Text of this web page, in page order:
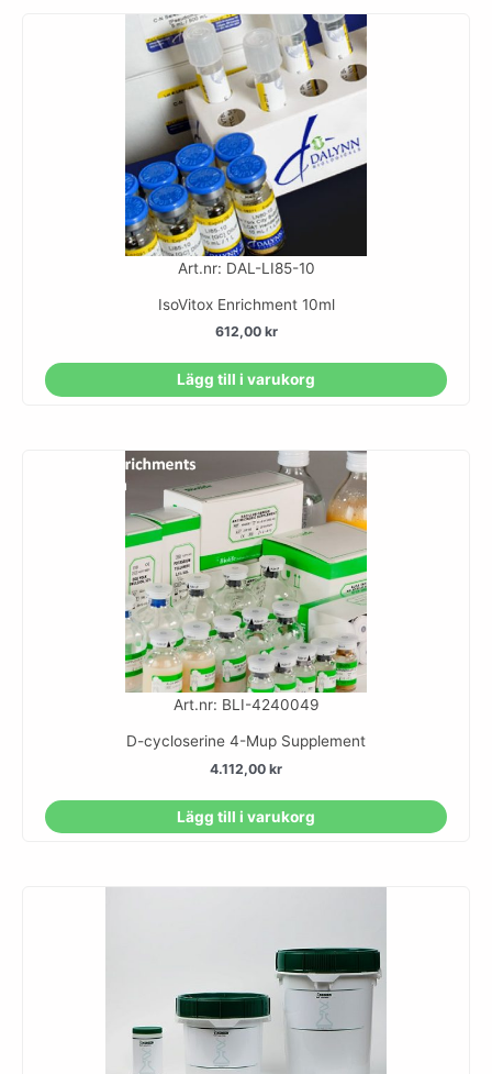
Art.nr: DAL-LI85-10
IsoVitox Enrichment 10ml
612,00 kr
Lägg till i varukorg
Art.nr: BLI-4240049
D-cycloserine 4-Mup Supplement
4.112,00 kr
Lägg till i varukorg